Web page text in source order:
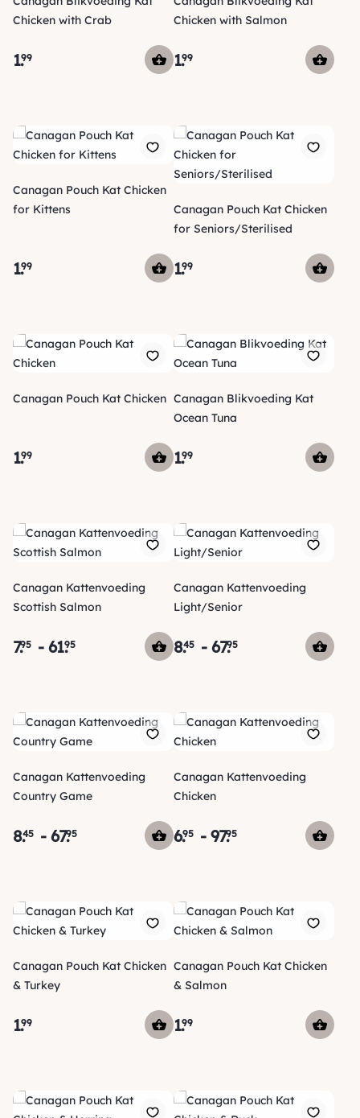
Chicken with Crab
1.99
Chicken with Salmon
1.99
Canagan Pouch Kat Chicken
for Kittens
1.99
Canagan Pouch Kat Chicken
for Seniors/Sterilised
1.99
Canagan Pouch Kat Chicken
1.99
Canagan Blikvoeding Kat
Ocean Tuna
1.99
Canagan Kattenvoeding
Scottish Salmon
7.95 - 61.95
Canagan Kattenvoeding
Light/Senior
8.45 - 67.95
Canagan Kattenvoeding
Country Game
8.45 - 67.95
Canagan Kattenvoeding
Chicken
6.95 - 97.95
Canagan Pouch Kat Chicken
& Turkey
1.99
Canagan Pouch Kat Chicken
& Salmon
1.99